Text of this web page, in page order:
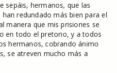
sepáis, hermanos, que las
redundado más bien para el
manera que mis prisiones se
en todo el pretorio, y a todos
hermanos, cobrando ánimo
se atreven mucho más a